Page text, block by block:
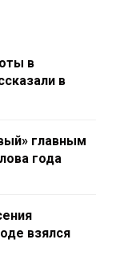
в
в
главным
года
взялся